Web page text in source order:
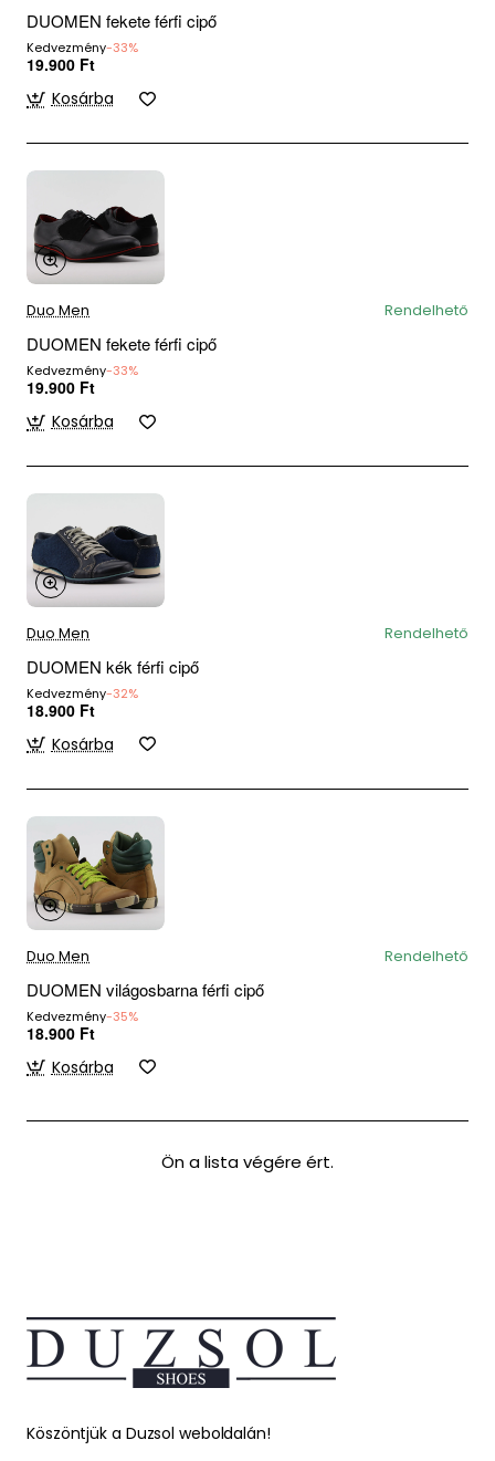
DUOMEN fekete férfi cipő
Kedvezmény-33%
19.900 Ft
Kosárba
Duo Men Rendelhető
DUOMEN fekete férfi cipő
Kedvezmény-33%
19.900 Ft
Kosárba
Duo Men Rendelhető
DUOMEN kék férfi cipő
Kedvezmény-32%
18.900 Ft
Kosárba
Duo Men Rendelhető
DUOMEN világosbarna férfi cipő
Kedvezmény-35%
18.900 Ft
Kosárba
Ön a lista végére ért.
Köszöntjük a Duzsol weboldalán!